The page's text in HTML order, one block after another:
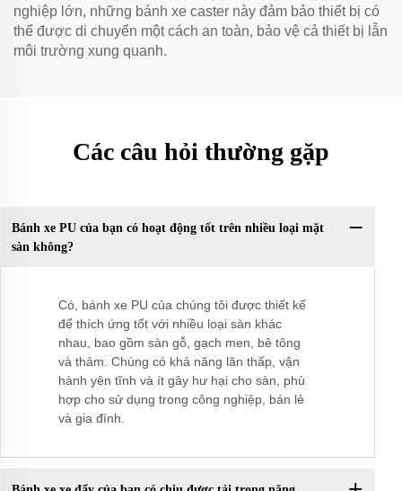
nghiệp lớn, những bánh xe caster này đảm bảo thiết bị có
thể được di chuyển một cách an toàn, bảo vệ cả thiết bị lẫn
môi trường xung quanh.
Các câu hỏi thường gặp
Bánh xe PU của bạn có hoạt động tốt trên nhiều loại mặt
sàn không?
Có, bánh xe PU của chúng tôi được thiết kế
để thích ứng tốt với nhiều loại sàn khác
nhau, bao gồm sàn gỗ, gạch men, bê tông
và thảm. Chúng có khả năng lăn thấp, vận
hành yên tĩnh và ít gây hư hại cho sàn, phù
hợp cho sử dụng trong công nghiệp, bán lẻ
và gia đình.